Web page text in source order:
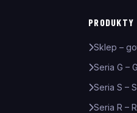
PRODUKTY
Sklep –
Seria G –
Seria S –
Seria R –